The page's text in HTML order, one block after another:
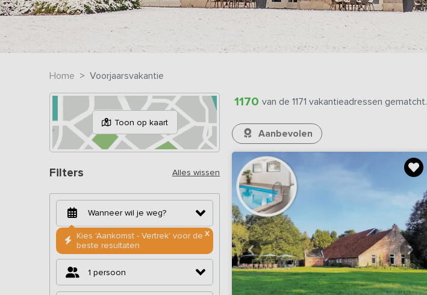
Home Voorjaarsvakantie
Toon op kaart
Filters Alles wissen
X
Kies 'Aankomst - Vertrek' voor de
beste resultaten
1 persoon
1170 van de 1171 vakantieadressen gematcht.
Aanbevolen